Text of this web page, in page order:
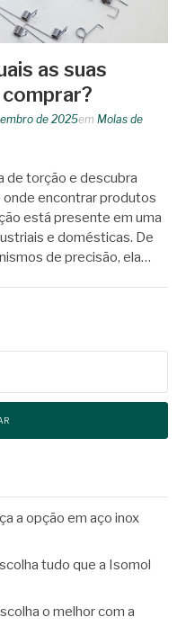
as suas
de 2025em Molas de
de torção e descubra
encontrar produtos
está presente em uma
e domésticas. De
de precisão, ela…
a opção em aço inox
tudo que a Isomol
o melhor com a